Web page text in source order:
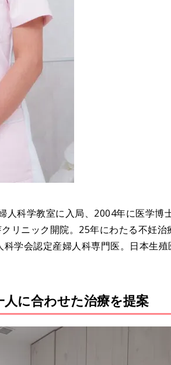
人科学教室に入局、2004年に医学博
リニック開院。25年にわたる不妊治
学会認定産婦人科専門医。日本生殖
に合わせた治療を提案